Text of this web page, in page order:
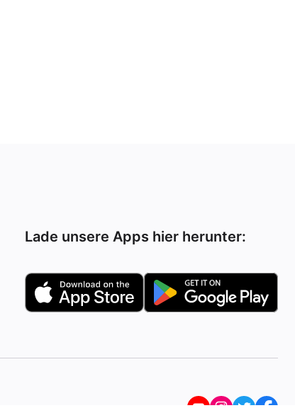
Lade unsere Apps hier herunter: